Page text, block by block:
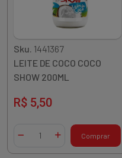
Sku. 1441367
LEITE DE COCO COCO
SHOW 200ML
R$ 5,50
Diminuir QuantidadeAdicionar Quantidade
Comprar